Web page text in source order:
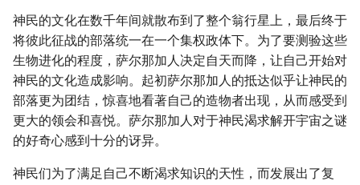
神民的文化在数千年间就散布到了整个翁行星上，最后终于
将彼此征战的部落统一在一个集权政体下。为了要测验这些
生物进化的程度，萨尔那加人决定自天而降，让自己开始对
神民的文化造成影响。起初萨尔那加人的抵达似乎让神民的
部落更为团结，惊喜地看著自己的造物者出现，从而感受到
更大的领会和喜悦。萨尔那加人对于神民渴求解开宇宙之谜
的好奇心感到十分的讶异。
神民们为了满足自己不断渴求知识的天性，而发展出了复